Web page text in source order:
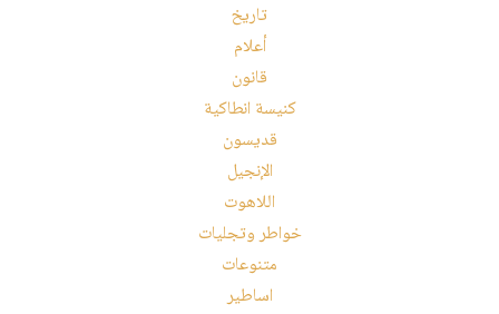
تاريخ
أعلام
قانون
كنيسة انطاكية
قديسون
الإنجيل
اللاهوت
خواطر وتجليات
متنوعات
اساطير